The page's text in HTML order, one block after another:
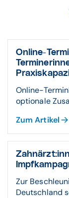
Online-
Online-
optionale
Zum Artikel
Zur
Deutschland